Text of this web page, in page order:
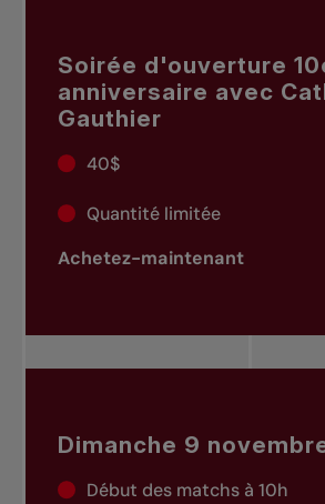
Soirée d'ouverture
anniversaire avec
Gauthier
40$
Quantité limitée
Achetez-maintenant
Dimanche 9
Début des matchs à 10h